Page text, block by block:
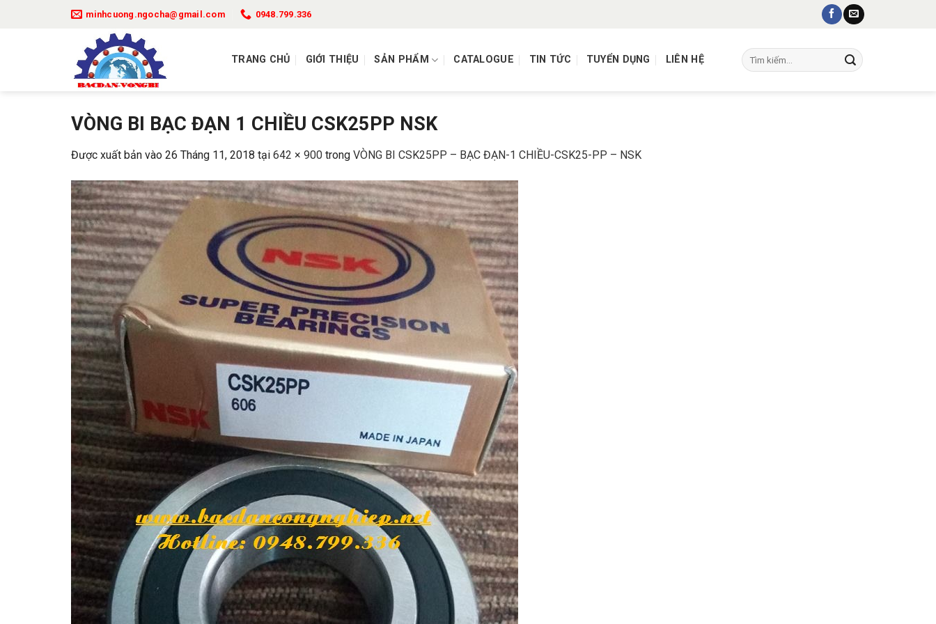
minhcuong.ngocha@gmail.com 0948.799.336
TRANG CHỦ GIỚI THIỆU SẢN PHẨM CATALOGUE TIN TỨC TUYỂN DỤNG LIÊN HỆ
Tìm
kiếm:
VÒNG BI BẠC ĐẠN 1 CHIỀU CSK25PP NSK
Được xuất bản vào 26 Tháng 11, 2018 tại 642 × 900 trong VÒNG BI CSK25PP – BẠC ĐẠN-1 CHIỀU-CSK25-PP – NSK